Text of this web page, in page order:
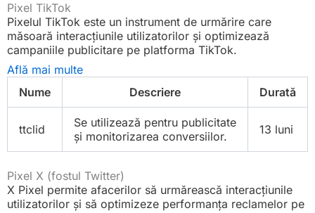
Pixel TikTok
Pixelul TikTok este un instrument de urmărire care
măsoară interacțiunile utilizatorilor și optimizează
campaniile publicitare pe platforma TikTok.
Află mai multe
Nume
Descriere Durată
ttclid
Se utilizează pentru publicitate
și monitorizarea conversiilor.
13 luni
Pixel X (fostul Twitter)
X Pixel permite afacerilor să urmărească interacțiunile
utilizatorilor și să optimizeze performanța reclamelor pe